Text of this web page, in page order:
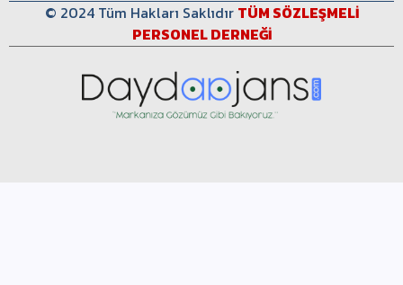
© 2024 Tüm Hakları Saklıdır TÜM SÖZLEŞMELİ
PERSONEL DERNEĞİ